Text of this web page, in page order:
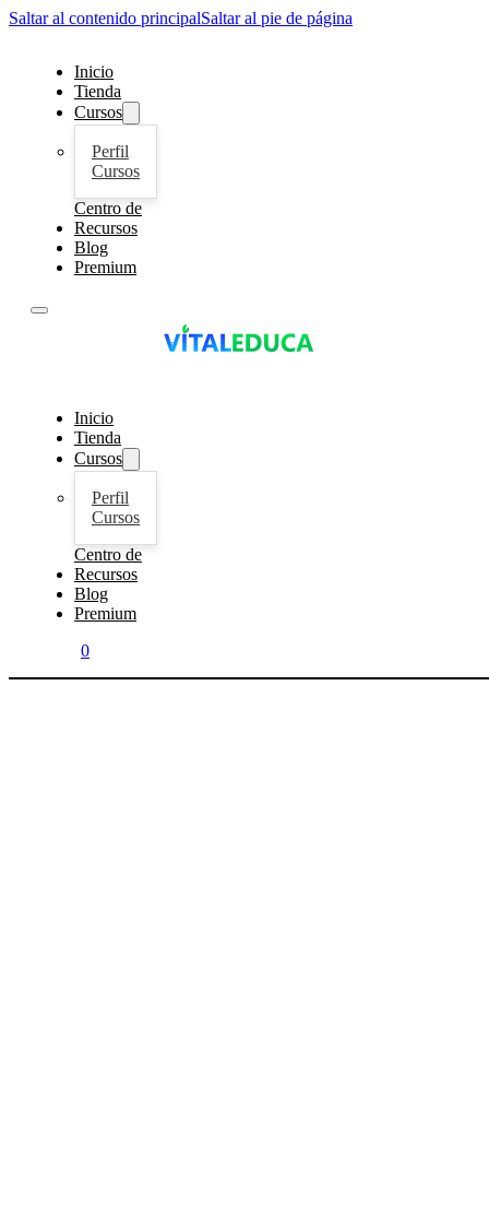
Saltar al contenido principalSaltar al pie de página
Inicio
Tienda
Cursos
Perfil
Cursos
Centro de
Recursos
Blog
Premium
Inicio
Tienda
Cursos
Perfil
Cursos
Centro de
Recursos
Blog
Premium
0